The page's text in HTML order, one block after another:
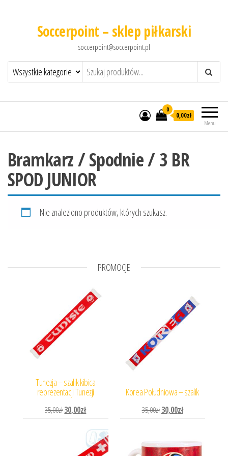
Soccerpoint – sklep piłkarski
soccerpoint@soccerpoint.pl
Menu
0
0,00zł
Bramkarz / Spodnie / 3 BR
SPOD JUNIOR
Nie znaleziono produktów, których szukasz.
PROMOCJE
Tunezja – szalik kibica
reprezentacji Tunezji
35,00złPierwotna cena wynosiła: 35,00zł.
30,00złAktualna cena wynosi: 30,00zł.
Korea Południowa – szalik
35,00zł Pierwotna cena wynosiła:
30,00złAktualna cena